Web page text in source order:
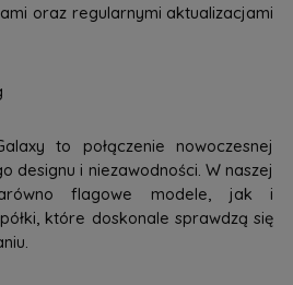
oraz regularnymi aktualizacjami
to połączenie nowoczesnej
designu i niezawodności. W naszej
flagowe modele, jak i
które doskonale sprawdzą się